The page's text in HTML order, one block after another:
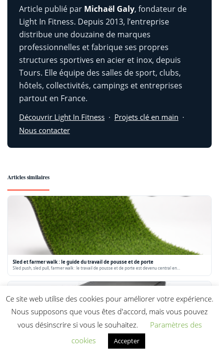
Article publié par Michaël Galy, fondateur de
Light In Fitness. Depuis 2013, l’entreprise
distribue une douzaine de marques
professionnelles et fabrique ses propres
structures sportives en acier et inox, depuis
Tours. Elle équipe des salles de sport, clubs,
hôtels, collectivités, campings et entreprises
partout en France.
Découvrir Light In Fitness · Projets clé en main ·
Nous contacter
Articles similaires
Sled et farmer walk : le guide du travail de pousse et de porte
Sled push, sled pull, farmer walk : le travail de pousse et de porte est devenu central en…
Ce site web utilise des cookies pour améliorer votre expérience.
Nous supposons que vous êtes d'accord, mais vous pouvez
vous désinscrire si vous le souhaitez.
Paramètres des
cookies
Accepter